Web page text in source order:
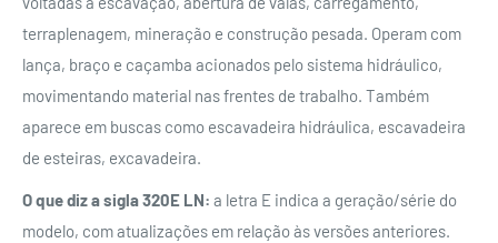
terraplenagem, mineração e construção pesada. Operam com
lança, braço e caçamba acionados pelo sistema hidráulico,
movimentando material nas frentes de trabalho. Também
aparece em buscas como escavadeira hidráulica, escavadeira
de esteiras, excavadeira.
O que diz a sigla 320E LN: a letra E indica a geração/série do
modelo, com atualizações em relação às versões anteriores.